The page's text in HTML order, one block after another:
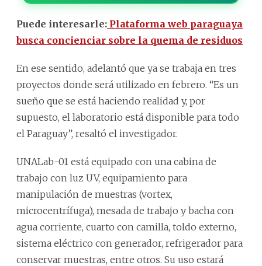
Puede interesarle: Plataforma web paraguaya
busca concienciar sobre la quema de residuos
En ese sentido, adelantó que ya se trabaja en tres
proyectos donde será utilizado en febrero. “Es un
sueño que se está haciendo realidad y, por
supuesto, el laboratorio está disponible para todo
el Paraguay”, resaltó el investigador.
UNALab-01 está equipado con una cabina de
trabajo con luz UV, equipamiento para
manipulación de muestras (vortex,
microcentrífuga), mesada de trabajo y bacha con
agua corriente, cuarto con camilla, toldo externo,
sistema eléctrico con generador, refrigerador para
conservar muestras, entre otros. Su uso estará